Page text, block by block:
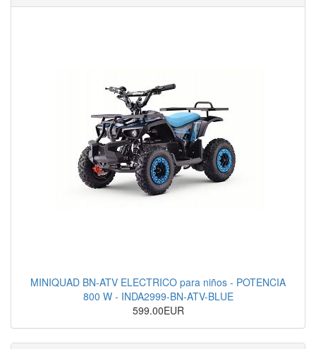
MINIQUAD BN-ATV ELECTRICO para niños - POTENCIA
800 W - INDA2999-BN-ATV-BLUE
599.00EUR